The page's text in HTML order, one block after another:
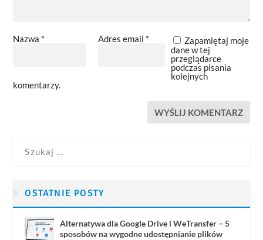
Nazwa * Adres email *
Zapamiętaj moje
dane w tej
przeglądarce
podczas pisania
kolejnych
komentarzy.
OSTATNIE POSTY
Alternatywa dla Google Drive i WeTransfer – 5
sposobów na wygodne udostępnianie plików